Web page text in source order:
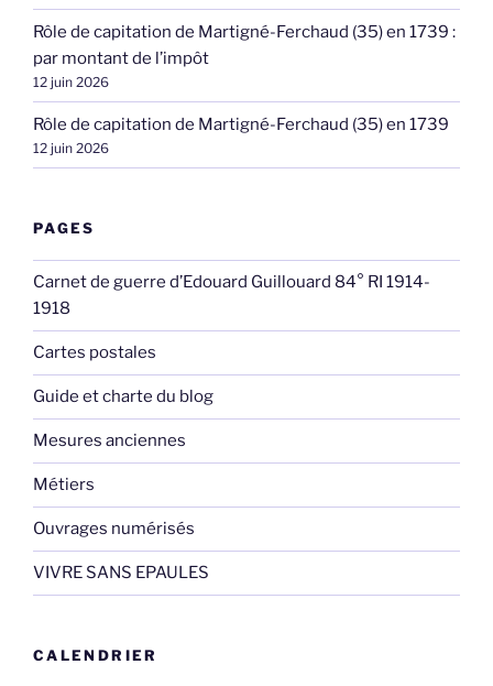
Rôle de capitation de Martigné-Ferchaud (35) en 1739 :
par montant de l’impôt
12 juin 2026
Rôle de capitation de Martigné-Ferchaud (35) en 1739
12 juin 2026
PAGES
Carnet de guerre d’Edouard Guillouard 84° RI 1914-
1918
Cartes postales
Guide et charte du blog
Mesures anciennes
Métiers
Ouvrages numérisés
VIVRE SANS EPAULES
CALENDRIER